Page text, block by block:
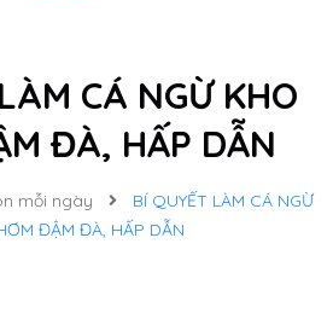
CÁ NGỪ KHO
ĐÀ, HẤP DẪN
mỗi ngày
BÍ QUYẾT LÀM CÁ NGỪ
ĐẬM ĐÀ, HẤP DẪN